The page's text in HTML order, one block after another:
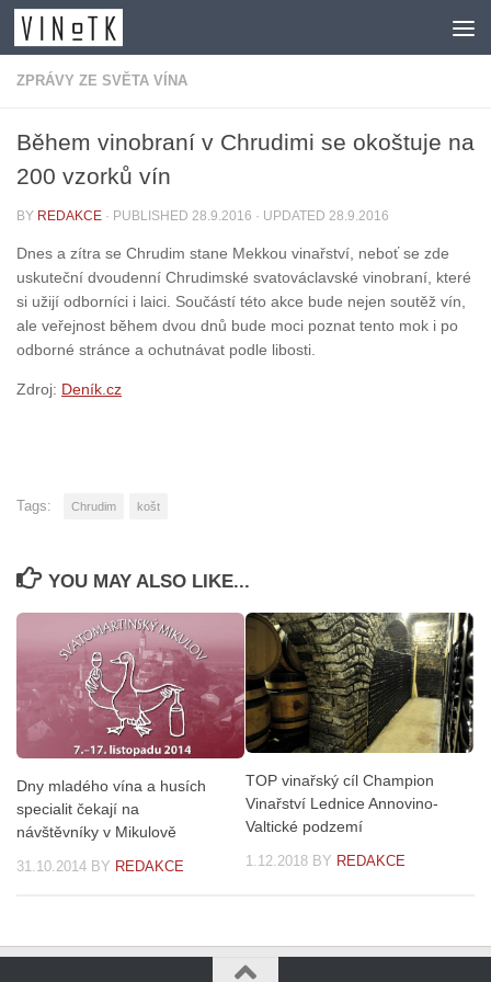
Skip to content
ZPRÁVY ZE SVĚTA VÍNA
Během vinobraní v Chrudimi se okoštuje na
200 vzorků vín
BY REDAKCE · PUBLISHED 28.9.2016 · UPDATED 28.9.2016
Dnes a zítra se Chrudim stane Mekkou vinařství, neboť se zde
uskuteční dvoudenní Chrudimské svatováclavské vinobraní, které
si užijí odborníci i laici. Součástí této akce bude nejen soutěž vín,
ale veřejnost během dvou dnů bude moci poznat tento mok i po
odborné stránce a ochutnávat podle libosti.
Zdroj: Deník.cz
Tags: Chrudim košt
YOU MAY ALSO LIKE...
Dny mladého vína a husích
specialit čekají na
návštěvníky v Mikulově
31.10.2014 BY REDAKCE
TOP vinařský cíl Champion
Vinařství Lednice Annovino-
Valtické podzemí
1.12.2018 BY REDAKCE